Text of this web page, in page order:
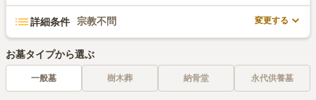
詳細条件 宗教不問 変更する
お墓タイプから選ぶ
一般墓 樹木葬 納骨堂 永代供養墓